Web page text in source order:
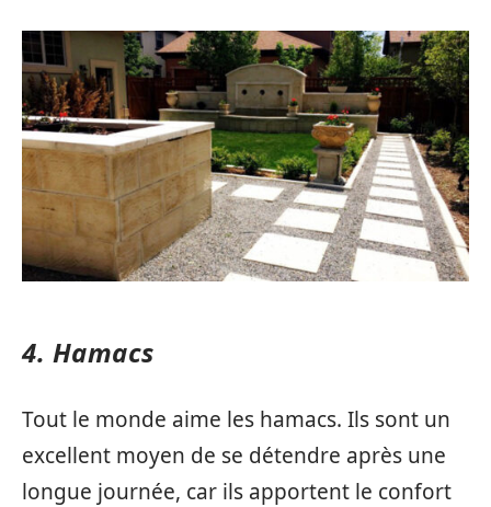
4. Hamacs
Tout le monde aime les hamacs. Ils sont un
excellent moyen de se détendre après une
longue journée, car ils apportent le confort